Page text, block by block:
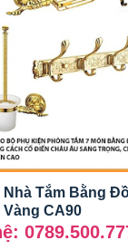
Nhà Tắm Bằng
Vàng CA90